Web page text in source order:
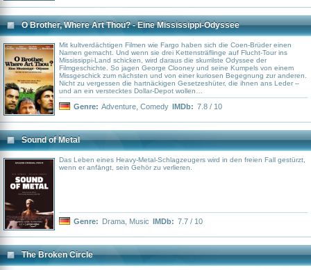
O Brother, Where Art Thou? - Eine Mississippi-Odyssee
Mit kultverdächtigen Filmen wie Fargo haben sich die Coen-Brüder einen
Namen gemacht. Und wenn sie drei Kettensträflinge auf Flucht-Tour ins
Mississippi-Land schicken, wird daraus die skurrilste Odyssee der
Filmgeschichte. So jagen George Clooney und seine Kumpels von einem
Missgeschick zum nächsten und von einer kuriosen Begegnung zur anderen.
Nicht zu vergessen die hartnäckigen Gesetzeshüter, die ihnen ans Leder –
und an ein verstecktes Dollar-Depot wollen…
Genre: Adventure Comedy IMDb: 7.8 / 10
Sound of Metal
Das Leben eines Heavy-Metal-Schlagzeugers wird in den freien Fall gestürzt,
wenn er anfängt, sein Gehör zu verlieren.
Genre: Drama Music IMDb: 7.7 / 10
The Broken Circle